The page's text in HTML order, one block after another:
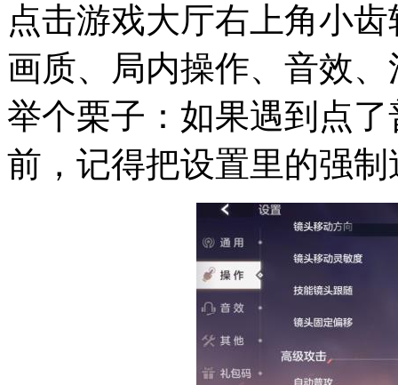
点击游戏大厅右上角小
画质、局内操作、音效
举个栗子：如果遇到点
前，记得把设置里的强